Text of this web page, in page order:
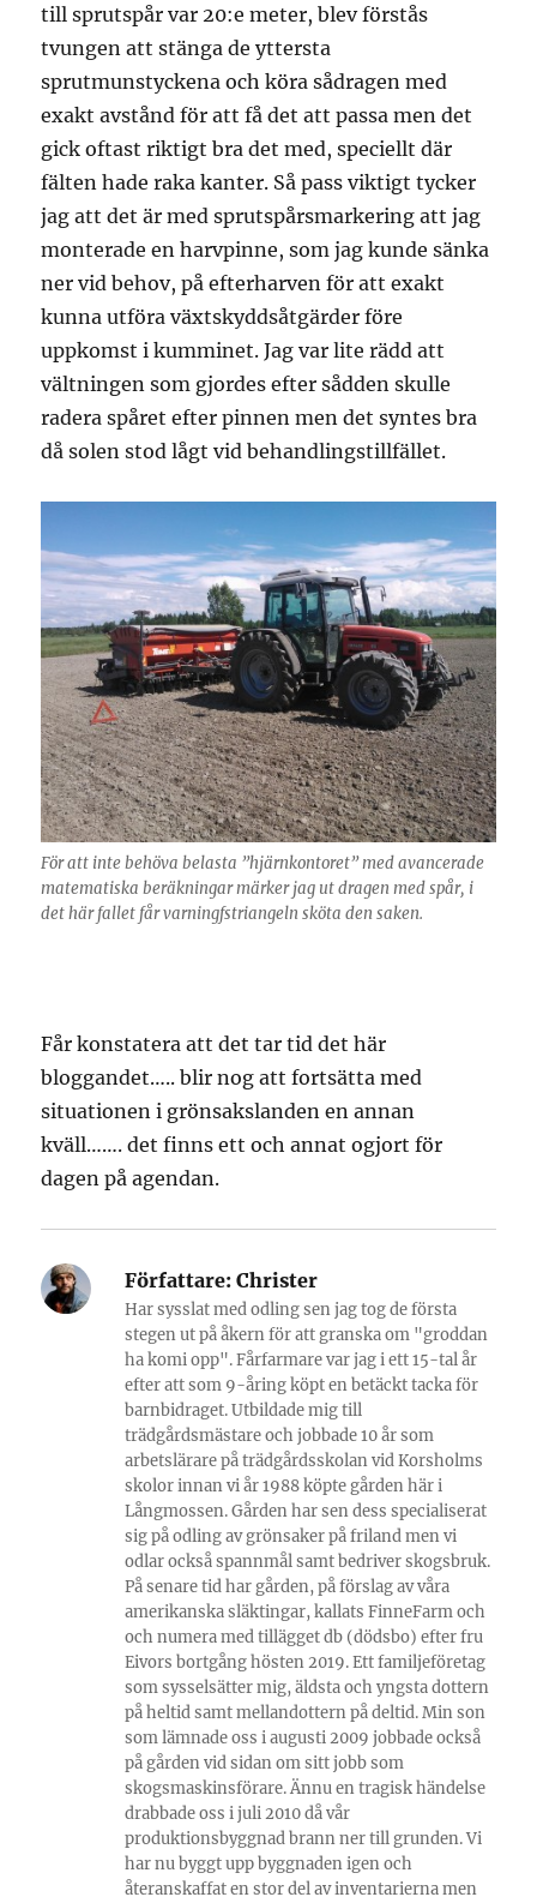
till sprutspår var 20:e meter, blev förstås
tvungen att stänga de yttersta
sprutmunstyckena och köra sådragen med
exakt avstånd för att få det att passa men det
gick oftast riktigt bra det med, speciellt där
fälten hade raka kanter. Så pass viktigt tycker
jag att det är med sprutspårsmarkering att jag
monterade en harvpinne, som jag kunde sänka
ner vid behov, på efterharven för att exakt
kunna utföra växtskyddsåtgärder före
uppkomst i kumminet. Jag var lite rädd att
vältningen som gjordes efter sådden skulle
radera spåret efter pinnen men det syntes bra
då solen stod lågt vid behandlingstillfället.
För att inte behöva belasta ”hjärnkontoret” med avancerade
matematiska beräkningar märker jag ut dragen med spår, i
det här fallet får varningfstriangeln sköta den saken.
Får konstatera att det tar tid det här
bloggandet….. blir nog att fortsätta med
situationen i grönsakslanden en annan
kväll……. det finns ett och annat ogjort för
dagen på agendan.
Författare: Christer
Har sysslat med odling sen jag tog de första
stegen ut på åkern för att granska om "groddan
ha komi opp". Fårfarmare var jag i ett 15-tal år
efter att som 9-åring köpt en betäckt tacka för
barnbidraget. Utbildade mig till
trädgårdsmästare och jobbade 10 år som
arbetslärare på trädgårdsskolan vid Korsholms
skolor innan vi år 1988 köpte gården här i
Långmossen. Gården har sen dess specialiserat
sig på odling av grönsaker på friland men vi
odlar också spannmål samt bedriver skogsbruk.
På senare tid har gården, på förslag av våra
amerikanska släktingar, kallats FinneFarm och
och numera med tillägget db (dödsbo) efter fru
Eivors bortgång hösten 2019. Ett familjeföretag
som sysselsätter mig, äldsta och yngsta dottern
på heltid samt mellandottern på deltid. Min son
som lämnade oss i augusti 2009 jobbade också
på gården vid sidan om sitt jobb som
skogsmaskinsförare. Ännu en tragisk händelse
drabbade oss i juli 2010 då vår
produktionsbyggnad brann ner till grunden. Vi
har nu byggt upp byggnaden igen och
återanskaffat en stor del av inventarierna men